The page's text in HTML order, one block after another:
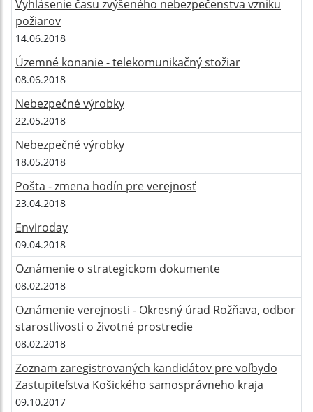
Vyhlásenie času zvýšeného nebezpečenstva vzniku
požiarov
14.06.2018
Územné konanie - telekomunikačný stožiar
08.06.2018
Nebezpečné výrobky
22.05.2018
Nebezpečné výrobky
18.05.2018
Pošta - zmena hodín pre verejnosť
23.04.2018
Enviroday
09.04.2018
Oznámenie o strategickom dokumente
08.02.2018
Oznámenie verejnosti - Okresný úrad Rožňava, odbor
starostlivosti o životné prostredie
08.02.2018
Zoznam zaregistrovaných kandidátov pre voľbydo
Zastupiteľstva Košického samosprávneho kraja
09.10.2017